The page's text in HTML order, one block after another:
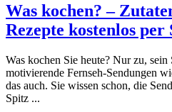
Was kochen? –
Rezepte kostenlos
Was kochen Sie heute? Nur zu,
motivierende Fernseh-Sendungen
das auch. Sie wissen schon, die
Spitz ...